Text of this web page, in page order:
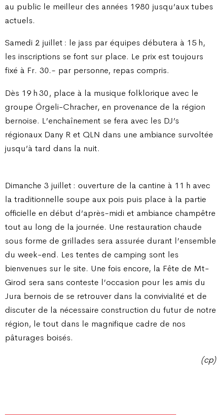
au public le meilleur des années 1980 jusqu’aux tubes
actuels.
Samedi 2 juillet : le jass par équipes débutera à 15 h,
les inscriptions se font sur place. Le prix est toujours
fixé à Fr. 30.- par personne, repas compris.
Dès 19 h 30, place à la musique folklorique avec le
groupe Örgeli-Chracher, en provenance de la région
bernoise. L’enchaînement se fera avec les DJ’s
régionaux Dany R et QLN dans une ambiance survoltée
jusqu’à tard dans la nuit.
Dimanche 3 juillet : ouverture de la cantine à 11 h avec
la traditionnelle soupe aux pois puis place à la partie
officielle en début d’après-midi et ambiance champêtre
tout au long de la journée. Une restauration chaude
sous forme de grillades sera assurée durant l’ensemble
du week-end. Les tentes de camping sont les
bienvenues sur le site. Une fois encore, la Fête de Mt-
Girod sera sans conteste l’occasion pour les amis du
Jura bernois de se retrouver dans la convivialité et de
discuter de la nécessaire construction du futur de notre
région, le tout dans le magnifique cadre de nos
pâturages boisés.
(cp)